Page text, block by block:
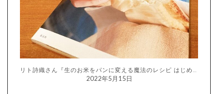
2022年5月15日